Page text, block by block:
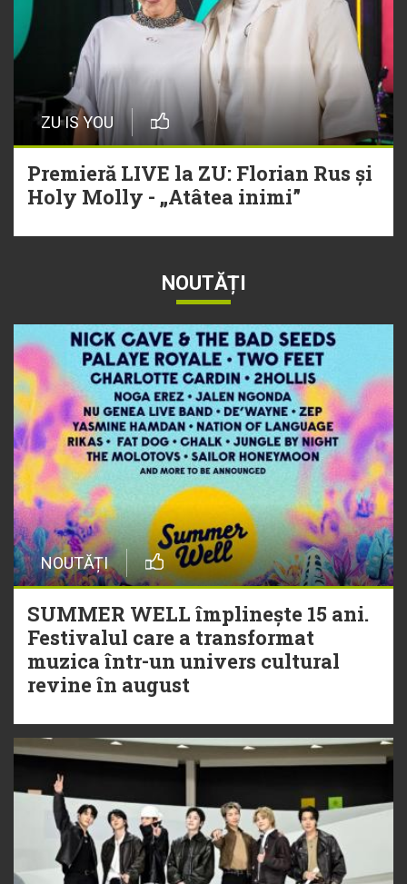
ZU IS YOU
Premieră LIVE la ZU: Florian Rus și
Holy Molly - „Atâtea inimi”
NOUTĂȚI
NOUTĂȚI
SUMMER WELL împlinește 15 ani.
Festivalul care a transformat
muzica într-un univers cultural
revine în august